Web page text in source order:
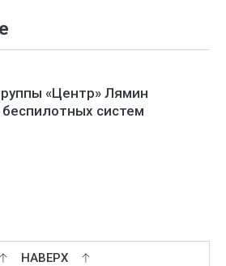
«Центр» Лямин
беспилотных систем
НАВЕРХ